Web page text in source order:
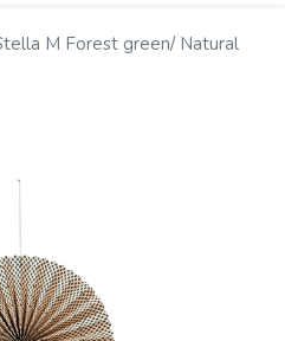
M Forest green/ Natural